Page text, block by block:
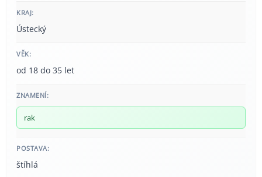
KRAJ:
Ústecký
VĚK:
od 18 do 35 let
ZNAMENÍ:
rak
POSTAVA:
štíhlá